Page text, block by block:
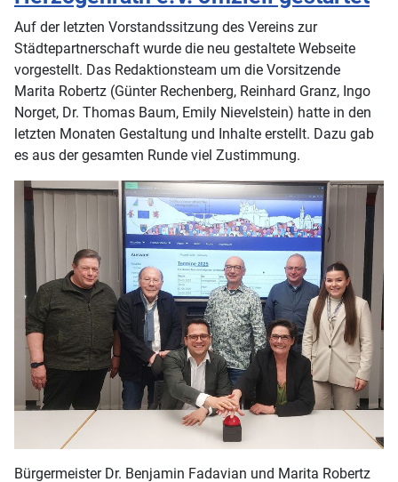
Auf der letzten Vorstandssitzung des Vereins zur
Städtepartnerschaft wurde die neu gestaltete Webseite
vorgestellt. Das Redaktionsteam um die Vorsitzende
Marita Robertz (Günter Rechenberg, Reinhard Granz, Ingo
Norget, Dr. Thomas Baum, Emily Nievelstein) hatte in den
letzten Monaten Gestaltung und Inhalte erstellt. Dazu gab
es aus der gesamten Runde viel Zustimmung.
Bürgermeister Dr. Benjamin Fadavian und Marita Robertz